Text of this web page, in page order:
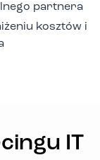
partnera
kosztów i
IT